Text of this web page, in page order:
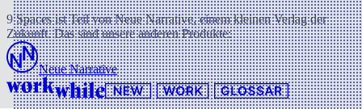
9 Spaces ist Teil von Neue Narrative, einem kleinen Verlag der
Zukunft. Das sind unsere anderen Produkte:
Neue Narrative